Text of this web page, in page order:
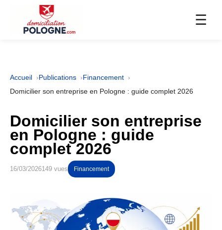
☰
Accueil Publications
Financement
Domicilier son entreprise en Pologne : guide complet 2026
Domicilier son entreprise
en Pologne : guide
complet 2026
16/03/2026149 vues Financement